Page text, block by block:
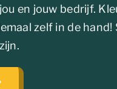
en jouw bedrijf.
zelf in de hand!